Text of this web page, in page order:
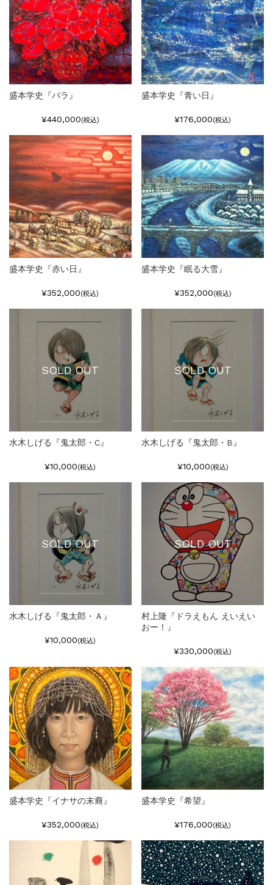
盛本学史『バラ』
¥440,000(税込)
盛本学史『青い日』
¥176,000(税込)
盛本学史『赤い日』
¥352,000(税込)
盛本学史『眠る大雪』
¥352,000(税込)
SOLD OUT
水木しげる『鬼太郎・C』
¥10,000(税込)
SOLD OUT
水木しげる『鬼太郎・B』
¥10,000(税込)
SOLD OUT
水木しげる『鬼太郎・Ａ』
¥10,000(税込)
SOLD OUT
村上隆『ドラえもん えいえい
おー！』
¥330,000(税込)
盛本学史『イナサの末裔』
¥352,000(税込)
盛本学史『希望』
¥176,000(税込)